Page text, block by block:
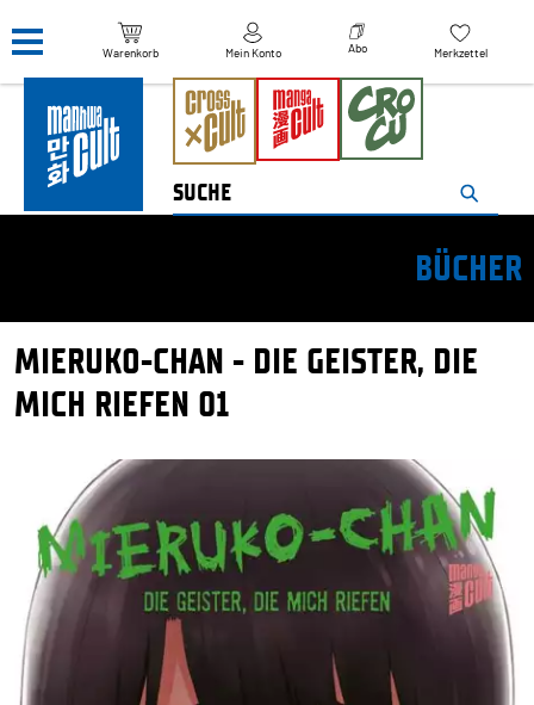
Warenkorb Mein Konto Abo Merkzettel
BÜCHER
MIERUKO-CHAN - DIE GEISTER, DIE
MICH RIEFEN 01